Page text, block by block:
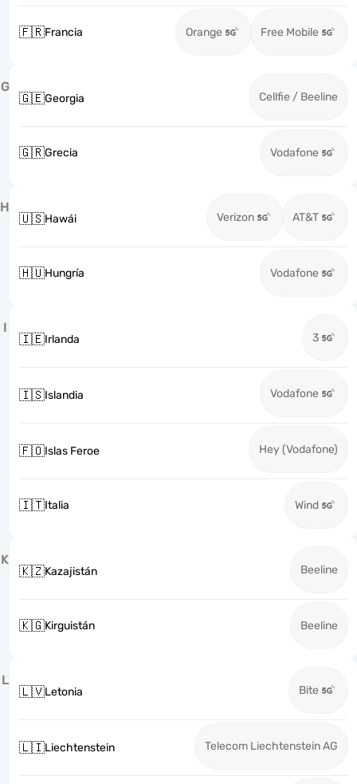
🇫🇷Francia Orange Free Mobile
G
🇬🇪Georgia Cellfie / Beeline
🇬🇷Grecia Vodafone
H
🇺🇸Hawái Verizon AT&T
🇭🇺Hungría Vodafone
I
🇮🇪Irlanda 3
🇮🇸Islandia Vodafone
🇫🇴Islas Feroe Hey (Vodafone)
🇮🇹Italia Wind
K
🇰🇿Kazajistán Beeline
🇰🇬Kirguistán Beeline
L
🇱🇻Letonia Bite
🇱🇮Liechtenstein Telecom Liechtenstein AG